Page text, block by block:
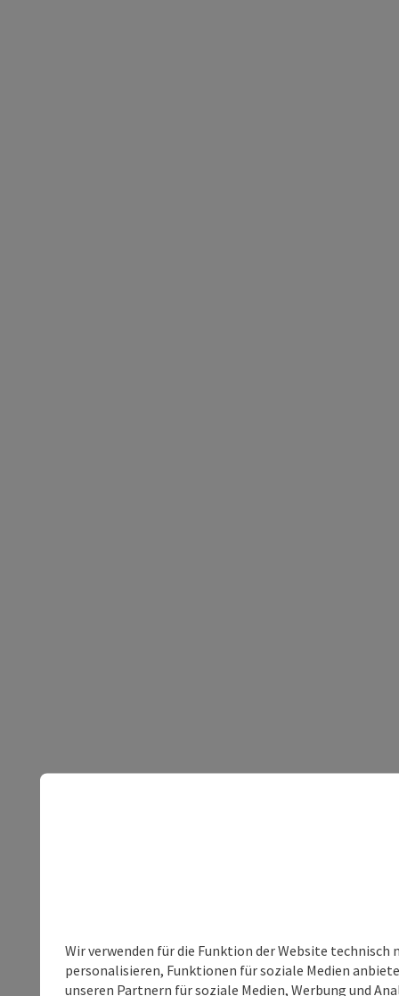
Wir verwenden für die Funktion der Website
personalisieren, Funktionen für soziale Medien
unseren Partnern für soziale Medien, Werbung und